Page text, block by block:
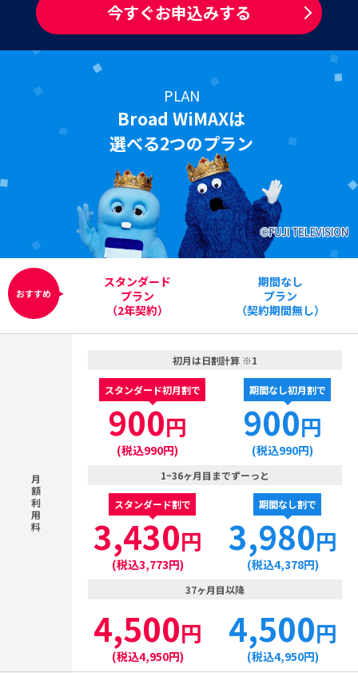
今すぐお申込みする
PLAN
Broad WiMAXは
選べる2つのプラン
スタンダード
プラン
（2年契約）
期間なし
プラン
（契約期間無し）
月
額
利
用
料
初月は日割計算 ※1
スタンダード初月割で 期間なし初月割で
900円 900円
(税込990円) (税込990円)
1~36ヶ月目までずーっと
スタンダード割で 期間なし割で
3,430円 3,980円
(税込3,773円) (税込4,378円)
37ヶ月目以降
4,500円 4,500円
(税込4,950円) (税込4,950円)